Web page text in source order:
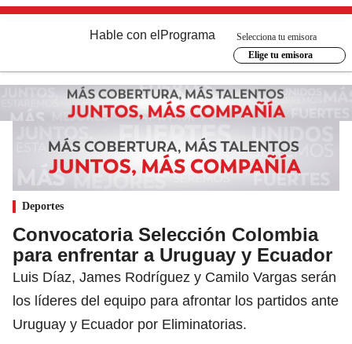
Hable con el Programa
Selecciona tu emisora
Elige tu emisora
Deportes
Convocatoria Selección Colombia
para enfrentar a Uruguay y Ecuador
Luis Díaz, James Rodríguez y Camilo Vargas serán
los líderes del equipo para afrontar los partidos ante
Uruguay y Ecuador por Eliminatorias.